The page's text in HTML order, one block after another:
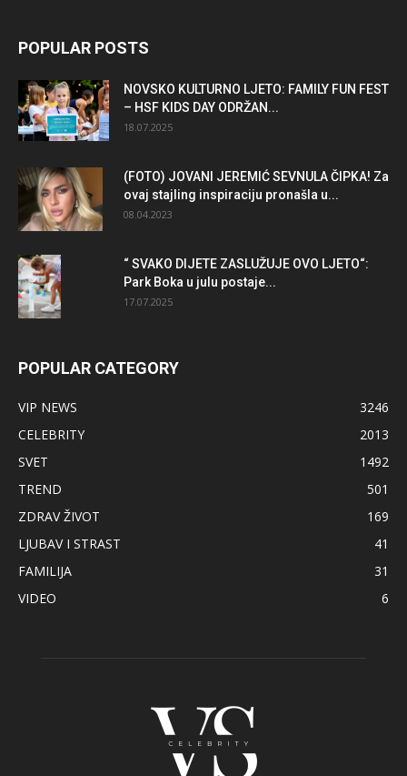
POPULAR POSTS
NOVSKO KULTURNO LJETO: FAMILY FUN FEST
– HSF KIDS DAY ODRŽAN...
18.07.2025
(FOTO) JOVANI JEREMIĆ SEVNULA ČIPKA! Za
ovaj stajling inspiraciju pronašla u...
08.04.2023
“ SVAKO DIJETE ZASLUŽUJE OVO LJETO“:
Park Boka u julu postaje...
17.07.2025
POPULAR CATEGORY
VIP NEWS
3246
CELEBRITY
2013
SVET
1492
TREND
501
ZDRAV ŽIVOT
169
LJUBAV I STRAST
41
FAMILIJA
31
VIDEO
6